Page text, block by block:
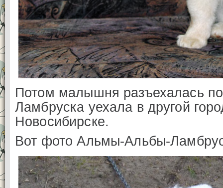
Потом малышня разъехалась
Ламбруска уехала в другой
Новосибирске.
Вот фото Альмы-Альбы-